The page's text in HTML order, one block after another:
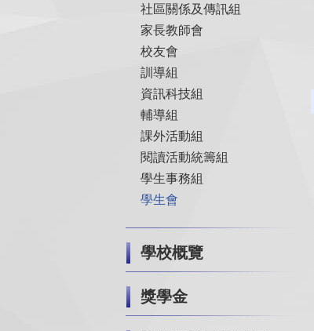
社區關係及傳訊組
家長教師會
校友會
訓導組
資訊科技組
輔導組
課外活動組
閱讀活動統籌組
學生事務組
學生會
學校概覽
獎學金